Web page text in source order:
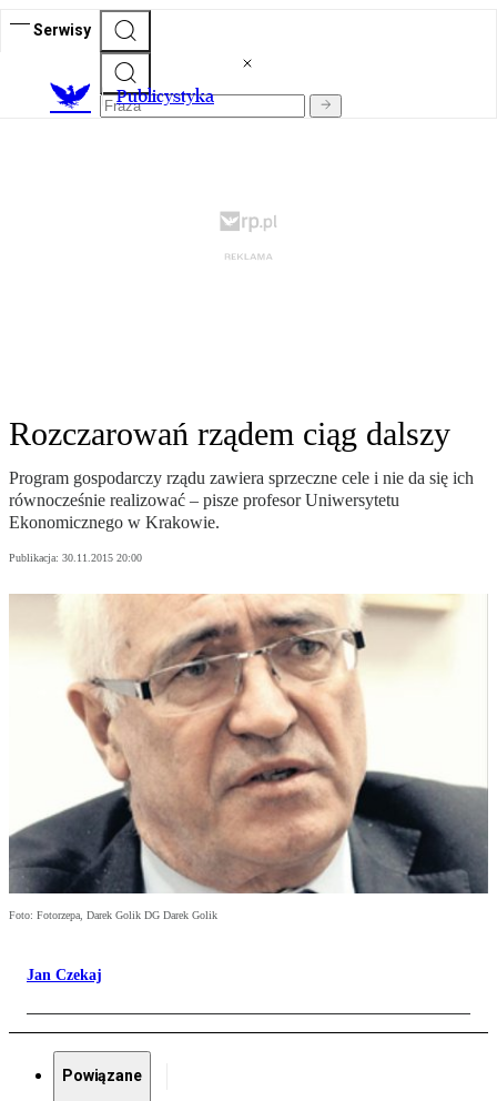
Serwisy
Publicystyka
Rozczarowań rządem ciąg dalszy
Program gospodarczy rządu zawiera sprzeczne cele i nie da się ich
równocześnie realizować – pisze profesor Uniwersytetu
Ekonomicznego w Krakowie.
Publikacja: 30.11.2015 20:00
Foto: Fotorzepa, Darek Golik DG Darek Golik
Jan Czekaj
Powiązane